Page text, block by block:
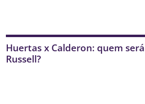
Huertas x Calderon: quem
Russell?